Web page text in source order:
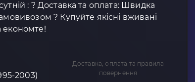
: ? Доставка та оплата: Швидка
? Купуйте якісні вживані
економте!
2003)
Доставка, оплата та правила
повернення